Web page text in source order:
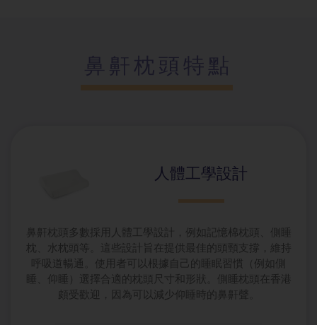
鼻鼾枕頭特點
人體工學設計
鼻鼾枕頭多數採用人體工學設計，例如記憶棉枕頭、側睡
枕、水枕頭等。這些設計旨在提供最佳的頭頸支撐，維持
呼吸道暢通。使用者可以根據自己的睡眠習慣（例如側
睡、仰睡）選擇合適的枕頭尺寸和形狀。側睡枕頭在香港
頗受歡迎，因為可以減少仰睡時的鼻鼾聲。